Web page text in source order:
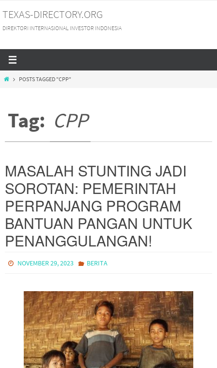
to
content
TEXAS-DIRECTORY.ORG
DIREKTORI INTERNASIONAL INVESTOR INDONESIA
HOMEPOSTS TAGGED "CPP"
Tag: CPP
MASALAH STUNTING JADI
SOROTAN: PEMERINTAH
PERPANJANG PROGRAM
BANTUAN PANGAN UNTUK
PENANGGULANGAN!
NOVEMBER 29, 2023 BERITA